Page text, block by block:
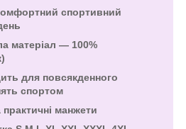
спортивний
матеріал — 100%
для повсякденного
спортом
практичні манжети